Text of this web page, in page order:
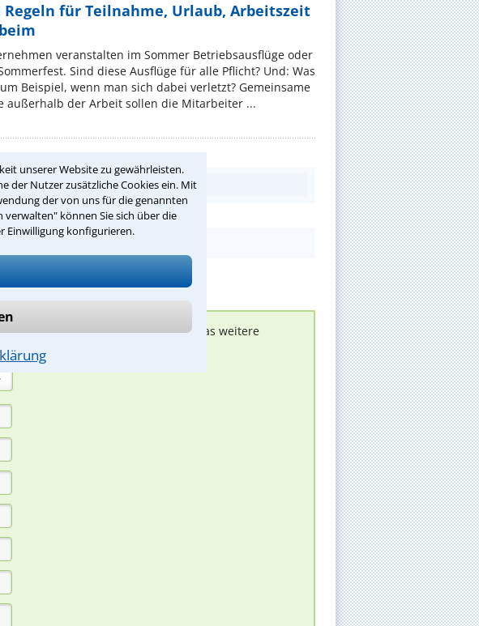
unserer Website zu gewährleisten.
der Nutzer zusätzliche Cookies ein. Mit
der von uns für die genannten
verwalten" können Sie sich über die
Einwilligung konfigurieren.
Regeln für Teilnahme, Urlaub, Arbeitszeit
veranstalten im Sommer Betriebsausflüge oder
Sind diese Ausflüge für alle Pflicht? Und: Was
Beispiel, wenn man sich dabei verletzt? Gemeinsame
außerhalb der Arbeit sollen die Mitarbeiter ...
bei Ihnen melden, um das weitere